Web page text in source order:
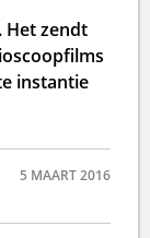
Het zendt
instantie
5 MAART 2016